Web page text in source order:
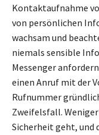
Kontaktaufnahme
von persönlichen
wachsam und
niemals sensible
Messenger
einen Anruf mit der
Rufnummer
Zweifelsfall.
Sicherheit geht, und